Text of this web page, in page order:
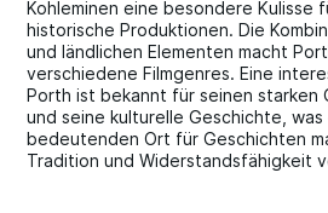
Kohleminen eine besondere Kulisse
historische Produktionen. Die
und ländlichen Elementen macht
verschiedene Filmgenres. Eine
Porth ist bekannt für seinen starken
und seine kulturelle Geschichte, was
bedeutenden Ort für Geschichten
Tradition und Widerstandsfähigkeit